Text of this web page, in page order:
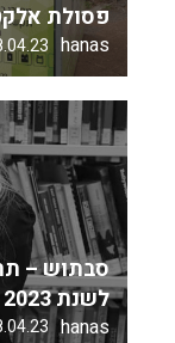
פסולת
hanas
סבתוש –
לשנת 2023
hanas